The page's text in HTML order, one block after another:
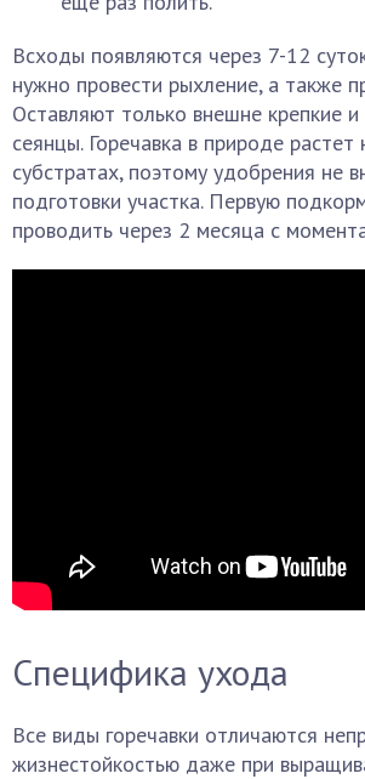
Всходы появляются через 7-12
нужно провести рыхление, а также
Оставляют только внешне крепкие
сеянцы. Горечавка в природе
субстратах, поэтому удобрения не
подготовки участка. Первую
проводить через 2 месяца с
Специфика ухода
Все виды горечавки отличаются
жизнестойкостью даже при